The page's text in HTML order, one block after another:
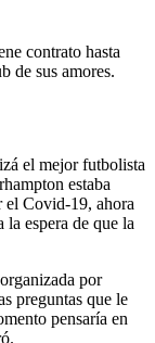
contrato hasta
de sus amores.
el mejor futbolista
estaba
el Covid-19, ahora
la espera de que la
por
preguntas que le
pensaría en